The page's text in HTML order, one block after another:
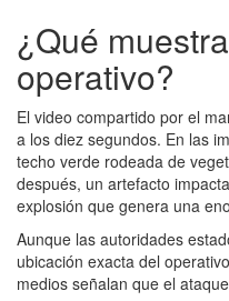
¿Qué
operativo?
El video compartido por el
a los diez segundos. En las
techo verde rodeada de
después, un artefacto
explosión que genera una
Aunque las autoridades
ubicación exacta del
medios señalan que el